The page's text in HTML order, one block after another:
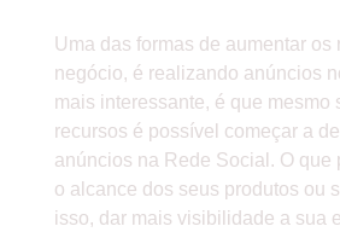
Uma das formas de aumentar os
negócio, é realizando anúncios
mais interessante, é que mesmo
recursos é possível começar a
anúncios na Rede Social. O que
o alcance dos seus produtos ou
isso, dar mais visibilidade a sua